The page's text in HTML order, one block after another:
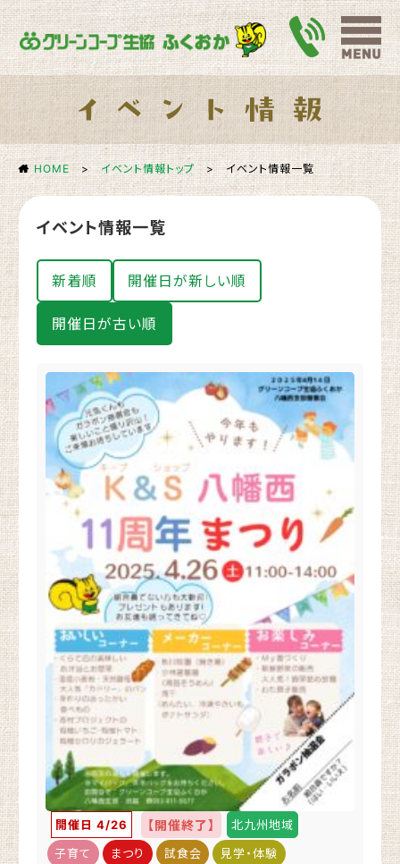
HOME >イベント情報トップ >イベント情報一覧
イベント情報一覧
新着順 開催日が新しい順
開催日が古い順
開催日 4/26 【開催終了】 北九州地域
子育て まつり 試食会 見学・体験